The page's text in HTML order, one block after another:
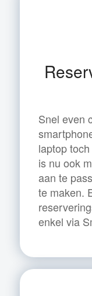
Snel even
laptop
is nu ook
aan te
te maken.
enkel via